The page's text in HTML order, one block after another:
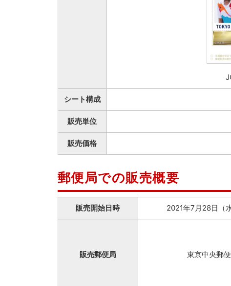
シート構成
販売単位
販売価格
郵便局での販売概要
販売開始日時 2021年7月28日（
販売郵便局 東京中央郵